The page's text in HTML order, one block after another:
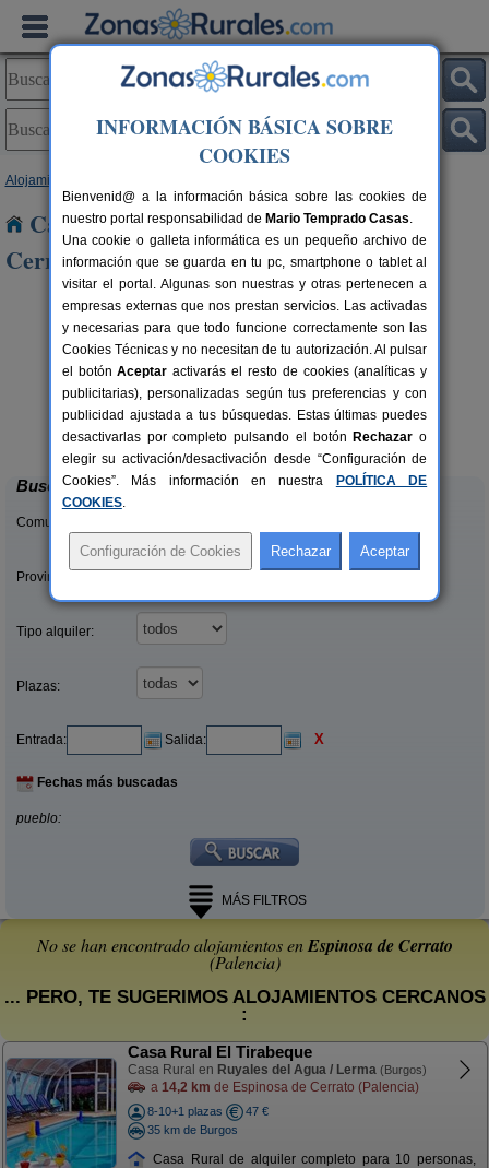
Alojamientos
Casas Rurales cerca de Espinosa de
Cerrato
10+1 pers.
desde30 €
Casa Calderón II
Brañosera (Palencia)
Buscar
Comunidades:
Provincias/Islas:
Tipo alquiler:
Plazas:
Entrada: Salida: X
Fechas más buscadas
pueblo:
MÁS FILTROS
No se han encontrado alojamientos enEspinosa de Cerrato
(Palencia)
... PERO, TE SUGERIMOS ALOJAMIENTOS CERCANOS
:
Casa Rural El Tirabeque
Casa Rural en Ruyales del Agua / Lerma (Burgos)
a 14,2 km de Espinosa de Cerrato (Palencia)
8-10+1 plazas
47 €
35 km de Burgos
Casa Rural de alquiler completo para 10 personas,
INFORMACIÓN BÁSICA SOBRE
COOKIES
Bienvenid@ a la información básica sobre las cookies de
nuestro portal responsabilidad de Mario Temprado Casas.
Una cookie o galleta informática es un pequeño archivo de
información que se guarda en tu pc, smartphone o tablet al
visitar el portal. Algunas son nuestras y otras pertenecen a
empresas externas que nos prestan servicios. Las activadas
y necesarias para que todo funcione correctamente son las
Cookies Técnicas y no necesitan de tu autorización. Al pulsar
el botónAceptar activarás el resto de cookies (analíticas y
publicitarias), personalizadas según tus preferencias y con
publicidad ajustada a tus búsquedas. Estas últimas puedes
desactivarlas por completo pulsando el botón Rechazar o
elegir su activación/desactivación desde “Configuración de
Cookies”. Más información en nuestra
POLÍTICA DE
COOKIES.